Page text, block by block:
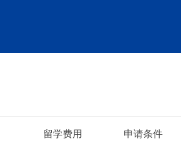
留学费用 申请条件